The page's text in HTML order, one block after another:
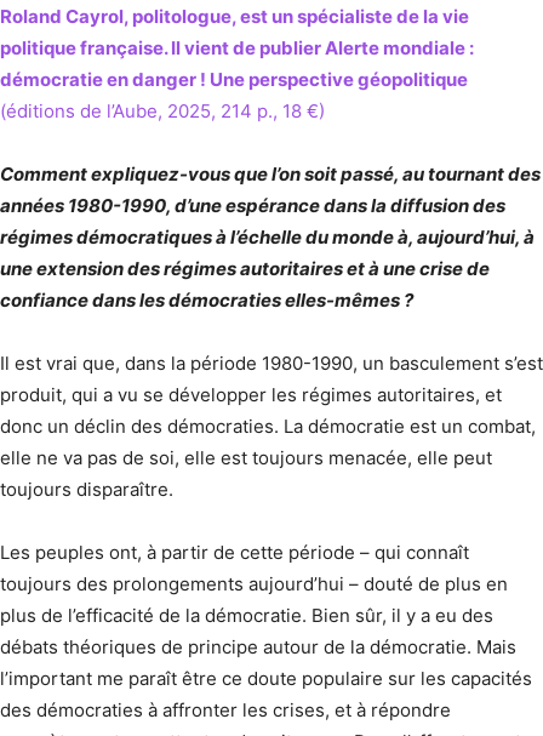
Roland Cayrol, politologue, est un spécialiste de la vie
politique française. Il vient de publier Alerte mondiale :
démocratie en danger ! Une perspective géopolitique
(éditions de l’Aube, 2025, 214 p., 18 €)
Comment expliquez-vous que l’on soit passé, au tournant des
années 1980-1990, d’une espérance dans la diffusion des
régimes démocratiques à l’échelle du monde à, aujourd’hui, à
une extension des régimes autoritaires et à une crise de
confiance dans les démocraties elles-mêmes ?
Il est vrai que, dans la période 1980-1990, un basculement s’est
produit, qui a vu se développer les régimes autoritaires, et
donc un déclin des démocraties. La démocratie est un combat,
elle ne va pas de soi, elle est toujours menacée, elle peut
toujours disparaître.
Les peuples ont, à partir de cette période – qui connaît
toujours des prolongements aujourd’hui – douté de plus en
plus de l’efficacité de la démocratie. Bien sûr, il y a eu des
débats théoriques de principe autour de la démocratie. Mais
l’important me paraît être ce doute populaire sur les capacités
des démocraties à affronter les crises, et à répondre